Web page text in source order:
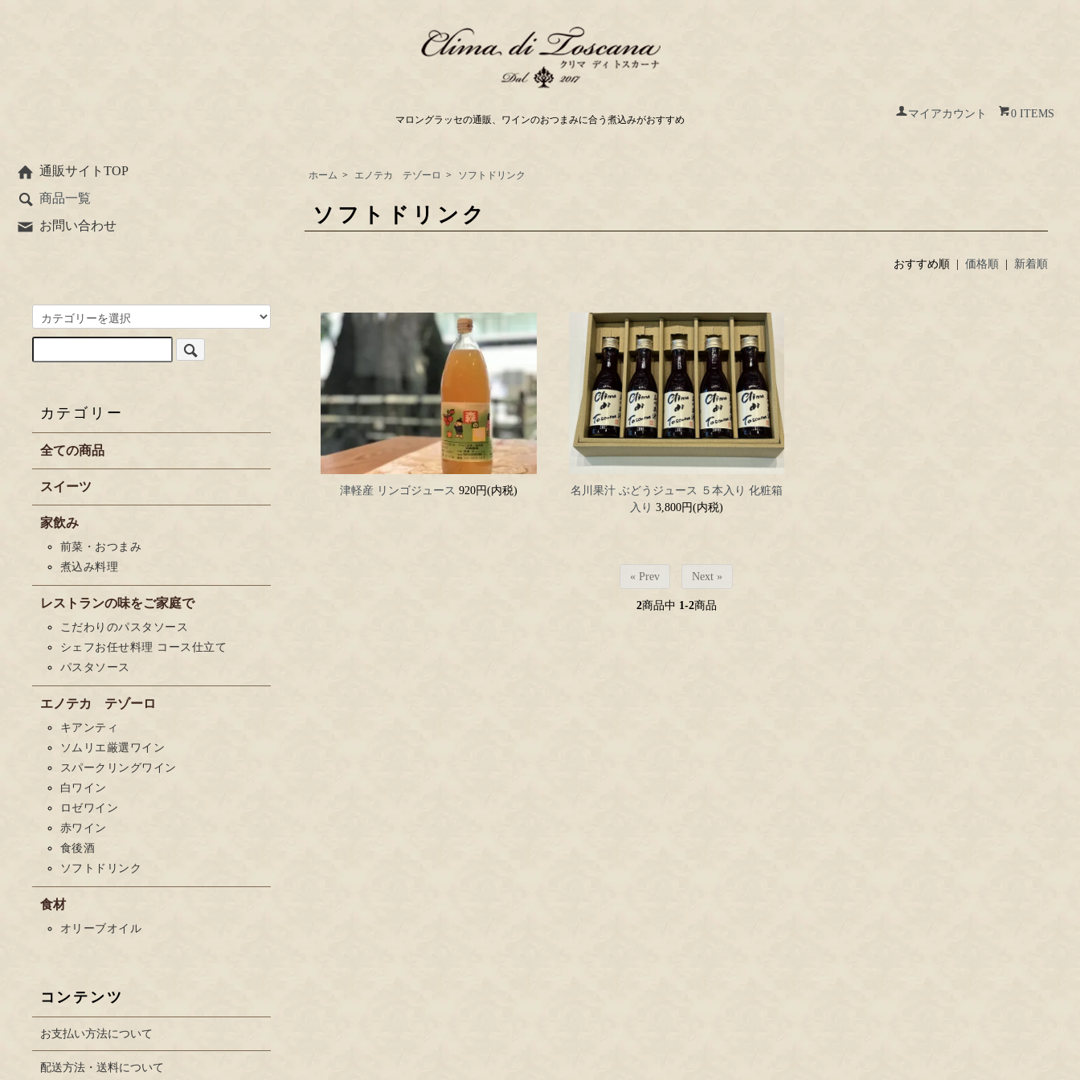
マイアカウント 0 ITEMS
マロングラッセの通販、ワインのおつまみに合う煮込みがおすすめ
通販サイトTOP
商品一覧
お問い合わせ
ホーム > エノテカ テゾーロ > ソフトドリンク
ソフトドリンク
おすすめ順 |価格順 新着順
津軽産 リンゴジュース 920円(内税)
名川果汁 ぶどうジュース ５本入り 化粧箱
入り 3,800円(内税)
« Prev Next »
2商品中 1-2商品
カテゴリー
全ての商品
スイーツ
家飲み
前菜・おつまみ
煮込み料理
レストランの味をご家庭で
こだわりのパスタソース
シェフお任せ料理 コース仕立て
パスタソース
エノテカ テゾーロ
キアンティ
ソムリエ厳選ワイン
スパークリングワイン
白ワイン
ロゼワイン
赤ワイン
食後酒
ソフトドリンク
食材
オリーブオイル
コンテンツ
お支払い方法について
配送方法・送料について